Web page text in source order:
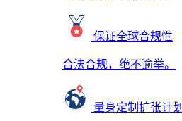
保证全球合规性
合法合规，绝不逾举。
量身定制扩张计划